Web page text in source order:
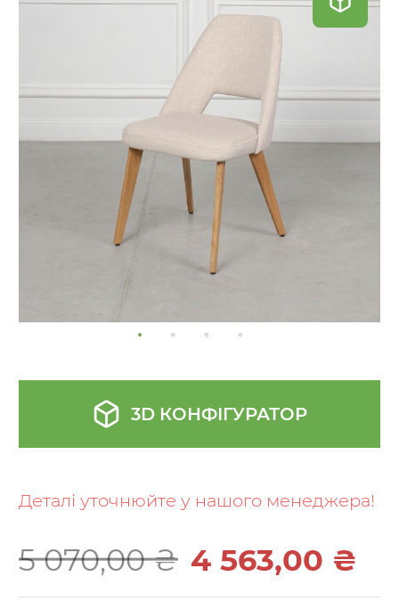
Деталі уточнюйте у нашого менеджера!
4 563,00 ₴
5 070,00 ₴
images
3D КОНФІГУРАТОР
the
the